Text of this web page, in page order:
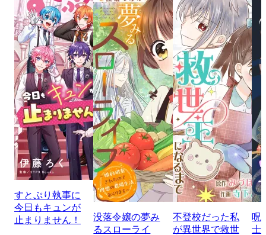
すとぷり執事に
今日もキュンが
止まりません！
没落令嬢の夢み
るスローライ
不登校だった私
が異世界で救世
呪
士